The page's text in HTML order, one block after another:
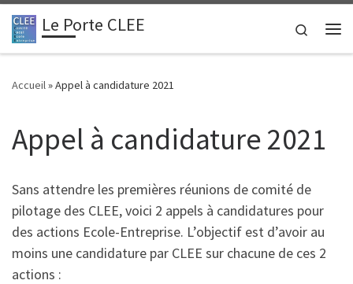
Passer au contenu
Le Porte CLEE
Search
Accueil»Appel à candidature 2021
Appel à candidature 2021
Sans attendre les premières réunions de comité de
pilotage des CLEE, voici 2 appels à candidatures pour
des actions Ecole-Entreprise. L’objectif est d’avoir au
moins une candidature par CLEE sur chacune de ces 2
actions :